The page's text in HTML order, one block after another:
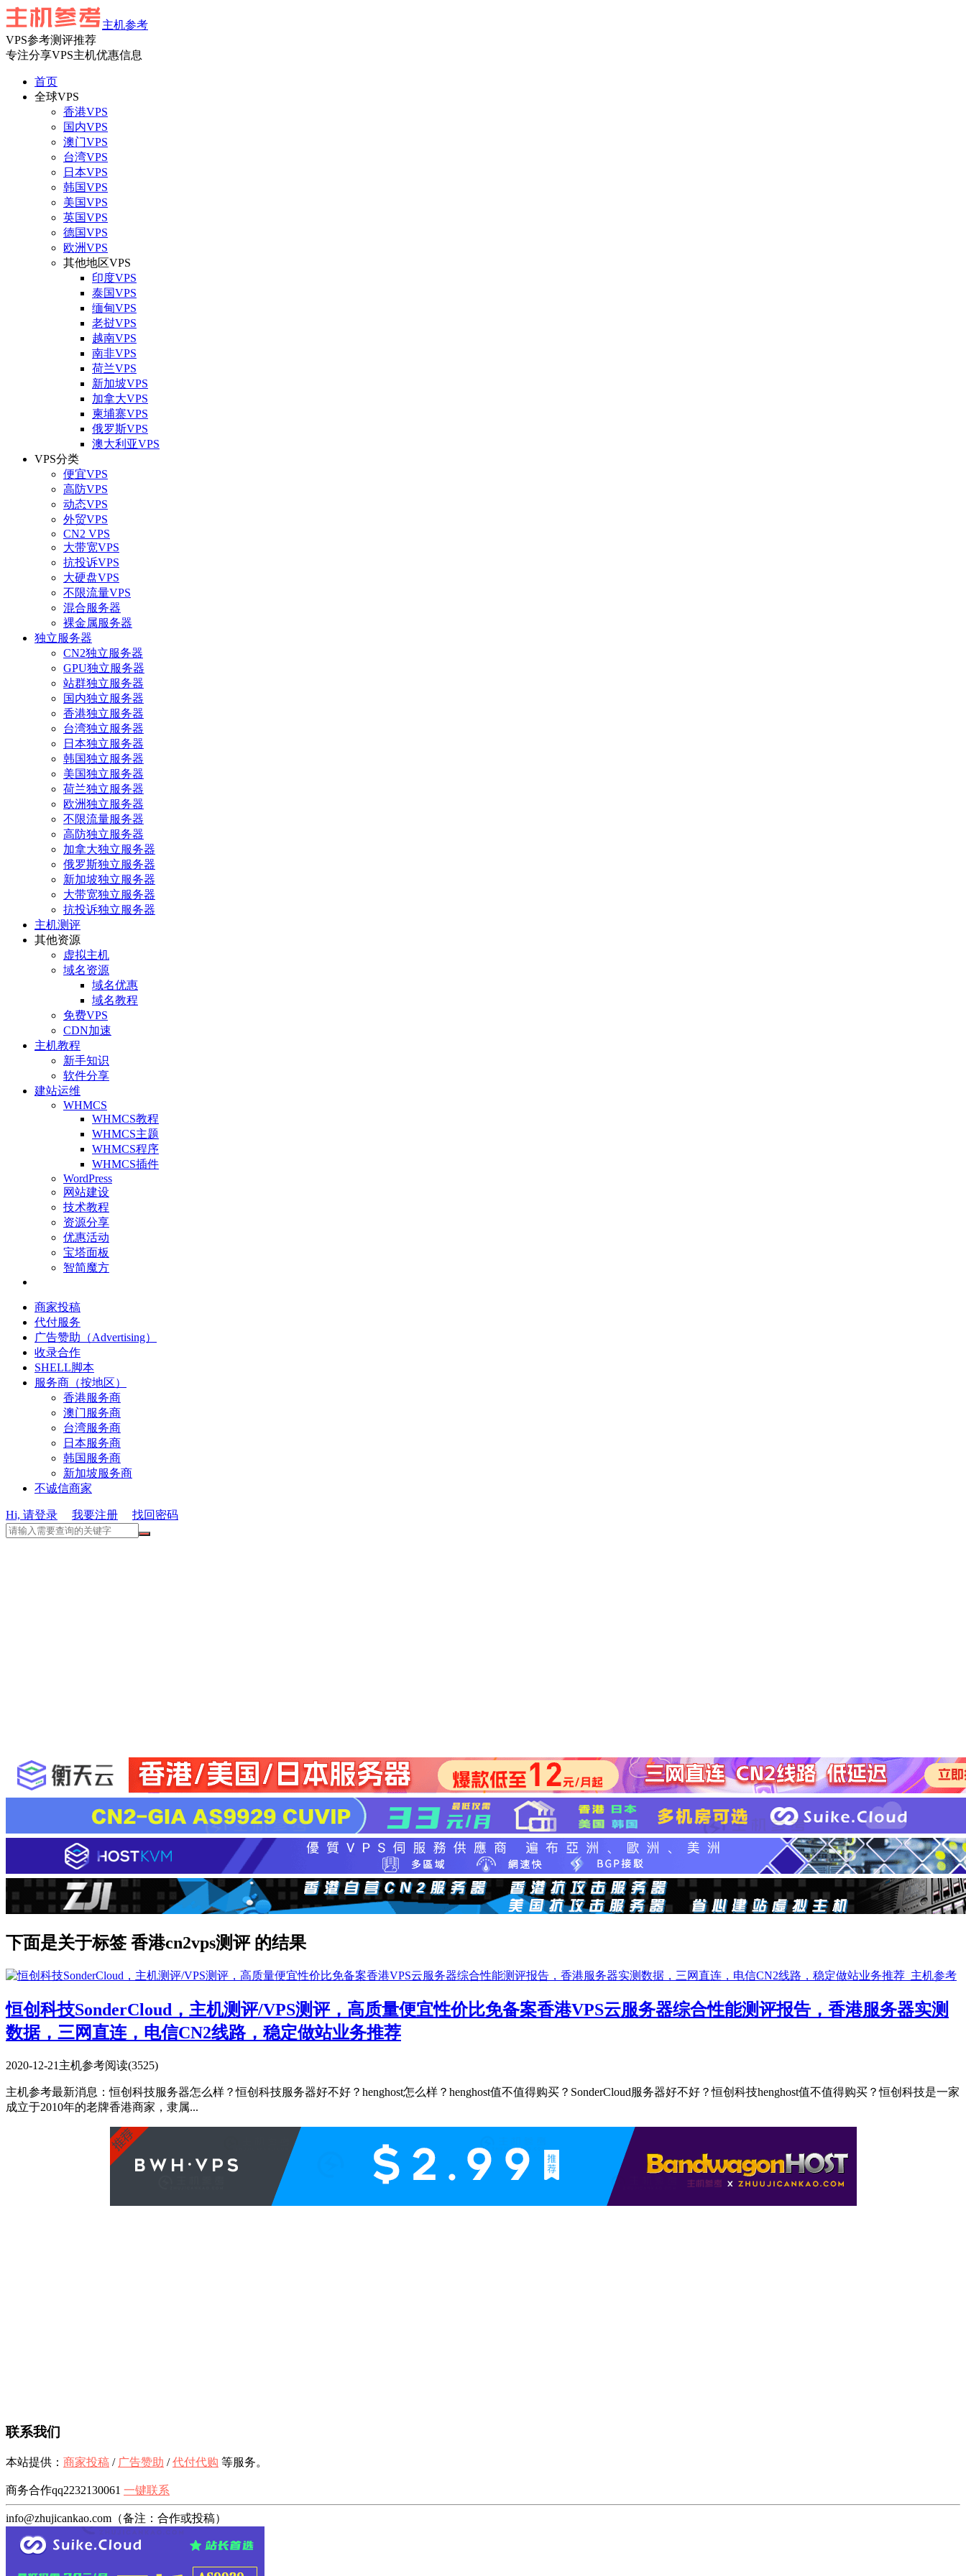
主机参考
VPS参考测评推荐
专注分享VPS主机优惠信息
首页
全球VPS
香港VPS
国内VPS
澳门VPS
台湾VPS
日本VPS
韩国VPS
美国VPS
英国VPS
德国VPS
欧洲VPS
其他地区VPS
印度VPS
泰国VPS
缅甸VPS
老挝VPS
越南VPS
南非VPS
荷兰VPS
新加坡VPS
加拿大VPS
柬埔寨VPS
俄罗斯VPS
澳大利亚VPS
VPS分类
便宜VPS
高防VPS
动态VPS
外贸VPS
CN2 VPS
大带宽VPS
抗投诉VPS
大硬盘VPS
不限流量VPS
混合服务器
裸金属服务器
独立服务器
CN2独立服务器
GPU独立服务器
站群独立服务器
国内独立服务器
香港独立服务器
台湾独立服务器
日本独立服务器
韩国独立服务器
美国独立服务器
荷兰独立服务器
欧洲独立服务器
不限流量服务器
高防独立服务器
加拿大独立服务器
俄罗斯独立服务器
新加坡独立服务器
大带宽独立服务器
抗投诉独立服务器
主机测评
其他资源
虚拟主机
域名资源
域名优惠
域名教程
免费VPS
CDN加速
主机教程
新手知识
软件分享
建站运维
WHMCS
WHMCS教程
WHMCS主题
WHMCS程序
WHMCS插件
WordPress
网站建设
技术教程
资源分享
优惠活动
宝塔面板
智简魔方
商家投稿
代付服务
广告赞助（Advertising）
收录合作
SHELL脚本
服务商（按地区）
香港服务商
澳门服务商
台湾服务商
日本服务商
韩国服务商
新加坡服务商
不诚信商家
Hi, 请登录 我要注册 找回密码
下面是关于标签 香港cn2vps测评 的结果
恒创科技SonderCloud，主机测评/VPS测评，高质量便宜性价比免备案香港VPS云服务器综合性能测评报告，香港服务器实测
数据，三网直连，电信CN2线路，稳定做站业务推荐
2020-12-21 主机参考阅读(3525)
主机参考最新消息：恒创科技服务器怎么样？恒创科技服务器好不好？henghost怎么样？henghost值不值得购买？SonderCloud服务器好不好？恒创科技henghost值不值得购买？恒创科技是一家
成立于2010年的老牌香港商家，隶属...
联系我们
本站提供： 商家投稿 / 广告赞助 /代付代购 等服务。
商务合作qq2232130061 一键联系
info@zhujicankao.com（备注：合作或投稿）